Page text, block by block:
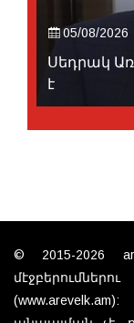
05/08/2026
Սեդրակ
է
© 2015-2026